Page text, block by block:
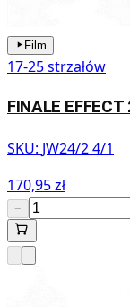
Film
17-25 strzałów
FINALE
SKU: JW24/2 4/1
170,95 zł
−